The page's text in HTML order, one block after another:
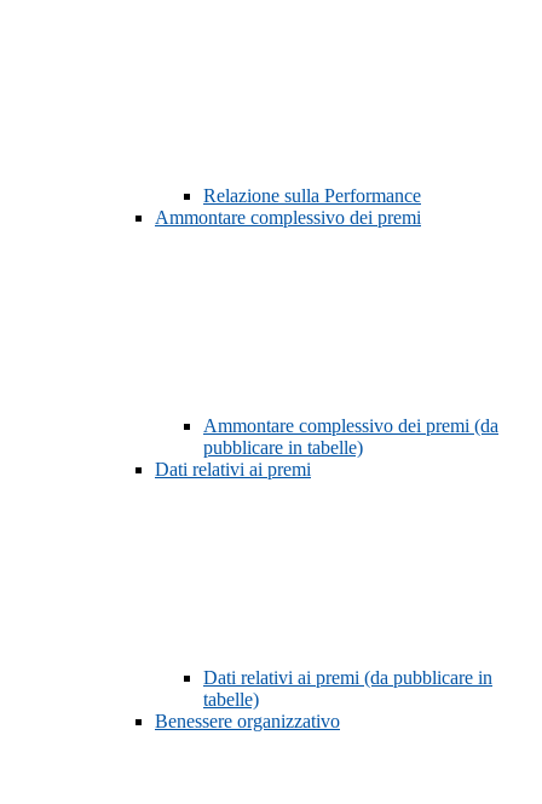
Relazione sulla Performance
Ammontare complessivo dei premi
Ammontare complessivo dei premi (da
pubblicare in tabelle)
Dati relativi ai premi
Dati relativi ai premi (da pubblicare in
tabelle)
Benessere organizzativo